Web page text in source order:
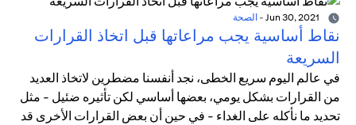
- الصحة
نقاط أساسية يجب مراعاتها قبل اتخاذ القرارات
السريعة
في عالم اليوم سريع الخطى، نجد أنفسنا مضطرين لاتخاذ العديد
من القرارات بشكل يومي، بعضها أساسي لكن تأثيره ضئيل - مثل
تحديد ما نأكله على الغداء - في حين أن بعض القرارات الأخرى قد